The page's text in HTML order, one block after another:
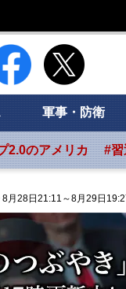
社 Foresight フォーサ
軍事・防衛
2.0のアメリカ #習
8月28日21:11～8月29日